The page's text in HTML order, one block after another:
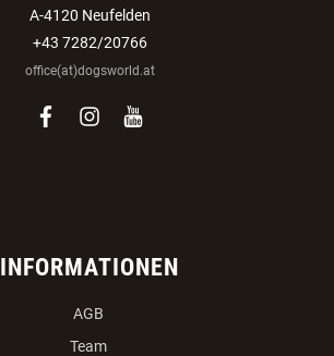
A-4120 Neufelden
+43 7282/20766
office(at)dogsworld.at
facebook
instagram
youtube
INFORMATIONEN
AGB
Team